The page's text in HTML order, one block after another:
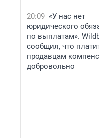
20:09 «У нас нет
юридического
по выплатам».
сообщил, что
продавцам
добровольно